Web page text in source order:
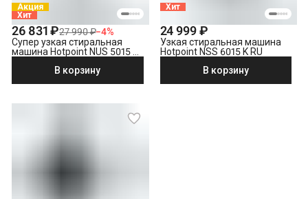
Акция
Хит
26 831 ₽27 990 ₽−4%
Супер узкая стиральная
машина Hotpoint NUS 5015 S
В корзину
Хит
24 999 ₽
Узкая стиральная машина
Hotpoint NSS 6015 K RU
В корзину